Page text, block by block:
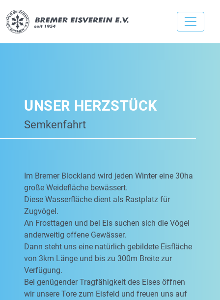
UNSER HERZSTÜCK
Semkenfahrt
Im Bremer Blockland wird jeden Winter eine 30ha
große Weidefläche bewässert.
Diese Wasserfläche dient als Rastplatz für
Zugvögel.
An Frosttagen und bei Eis suchen sich die Vögel
anderweitig offene Gewässer.
Dann steht uns eine natürlich gebildete Eisfläche
von 3km Länge und bis zu 300m Breite zur
Verfügung.
Bei genügender Tragfähigkeit des Eises öffnen
wir unsere Tore zum Eisfeld und freuen uns auf